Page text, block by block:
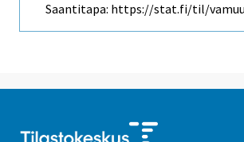
Saantitapa: https://stat.fi/til/